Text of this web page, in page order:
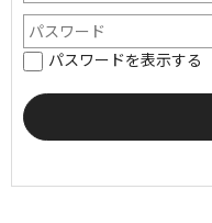
パスワードを表示する